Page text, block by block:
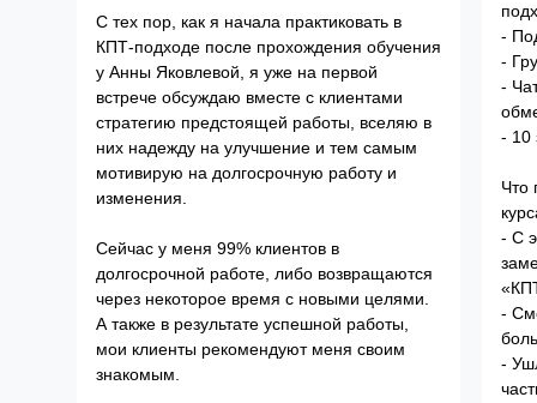
С тех пор, как я начала практиковать в
КПТ-подходе после прохождения обучения
у Анны Яковлевой, я уже на первой
встрече обсуждаю вместе с клиентами
стратегию предстоящей работы, вселяю в
них надежду на улучшение и тем самым
мотивирую на долгосрочную работу и
изменения.
Сейчас у меня 99% клиентов в
долгосрочной работе, либо возвращаются
через некоторое время с новыми целями.
А также в результате успешной работы,
мои клиенты рекомендуют меня своим
знакомым.
-
-
-
- 10
Что
- С
-
-